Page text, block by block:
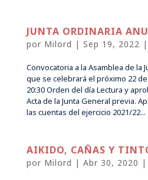
JUNTA ORDINARIA
por Milord | Sep 19, 2022 |
Convocatoria a la Asamblea de la
que se celebrará el próximo 22
20:30 Orden del día Lectura y
Acta de la Junta General previa.
las cuentas del ejercicio 2021/22...
AIKIDO, CAÑAS Y
por Milord | Abr 30, 2020 |